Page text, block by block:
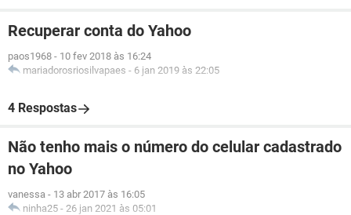
Recuperar conta do Yahoo
paos1968 - 10 fev 2018 às 16:24
mariadorosriosilvapaes - 6 jan 2019 às 22:05
4 Respostas
Não tenho mais o número do celular cadastrado
no Yahoo
vanessa - 13 abr 2017 às 16:05
ninha25 - 26 jan 2021 às 05:01